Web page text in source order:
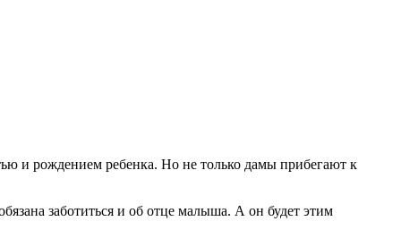
и рождением ребенка. Но не только дамы прибегают к
заботиться и об отце малыша. А он будет этим